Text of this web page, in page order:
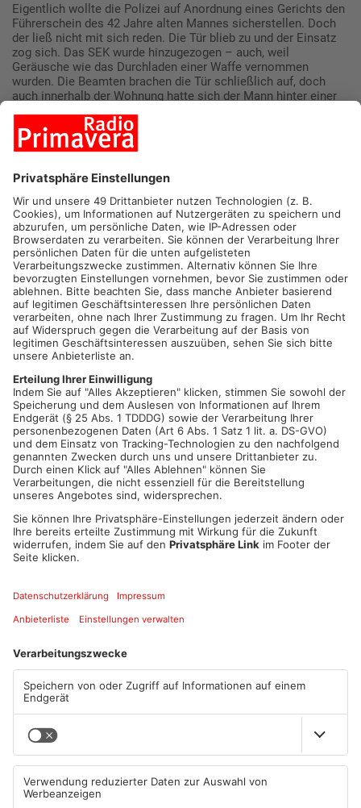
Eigentlich wollte die Polizei auf Anordnung eines Gerichts den
Führerschein des 42 Jahre alten Mannes sicherstellen. Doch
der ließ nicht mit sich reden. Die Tür blieb zu und der Einsatz
zog sich. Das SEK wurde hinzugezogen – auch, weil
Geräusche wie das Durchladen einer Waffe vernommen
wurden. Die Beamten brachen die Tür schließlich auf, doch
auch innerhalb der Wohnung hatte sich der Mann hinter einer
Tür verschanzt. Am Ende konnte der Verdächtige aber
widerstandslos festgenommen werden. Eine Waffe wurde
nicht gefunden. Nach einem Aufenthalt auf einer Dienststelle
wurde er wieder nach Hause entlassen. Seinen Führerschein
Mehr zum Thema
1
ANZEIGE
Mehr aus Main-